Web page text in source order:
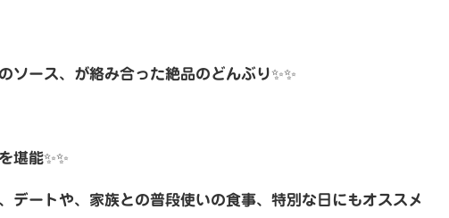
ソース、が絡み合った絶品のどんぶり✨✨
堪能✨✨
デートや、家族との普段使いの食事、特別な日にもオススメ